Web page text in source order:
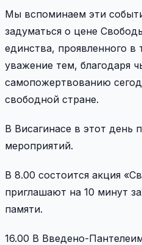
Мы вспоминаем эти
задуматься о цене
единства, проявленного в
уважение тем, благодаря
самопожертвованию
свободной стране.
В Висагинасе в этот день
мероприятий.
В 8.00 состоится акция
приглашают на 10 минут
памяти.
16.00 В Введено-